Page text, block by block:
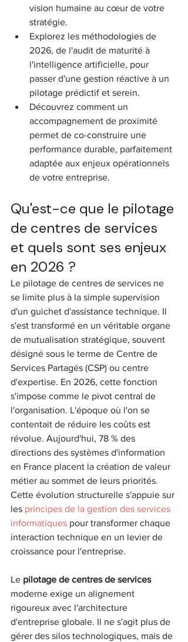
vision humaine au cœur de votre
stratégie.
Explorez les méthodologies de
2026, de l'audit de maturité à
l'intelligence artificielle, pour
passer d'une gestion réactive à un
pilotage prédictif et serein.
Découvrez comment un
accompagnement de proximité
permet de co-construire une
performance durable, parfaitement
adaptée aux enjeux opérationnels
de votre entreprise.
Qu'est-ce que le pilotage
de centres de services
et quels sont ses enjeux
en 2026 ?
Le pilotage de centres de services ne
se limite plus à la simple supervision
d'un guichet d'assistance technique. Il
s'est transformé en un véritable organe
de mutualisation stratégique, souvent
désigné sous le terme de Centre de
Services Partagés (CSP) ou centre
d'expertise. En 2026, cette fonction
s'impose comme le pivot central de
l'organisation. L'époque où l'on se
contentait de réduire les coûts est
révolue. Aujourd'hui, 78 % des
directions des systèmes d'information
en France placent la création de valeur
métier au sommet de leurs priorités.
Cette évolution structurelle s'appuie sur
les principes de la gestion des services
informatiques pour transformer chaque
interaction technique en un levier de
croissance pour l'entreprise.
Le pilotage de centres de services
moderne exige un alignement
rigoureux avec l'architecture
d'entreprise globale. Il ne s'agit plus de
gérer des silos technologiques, mais de